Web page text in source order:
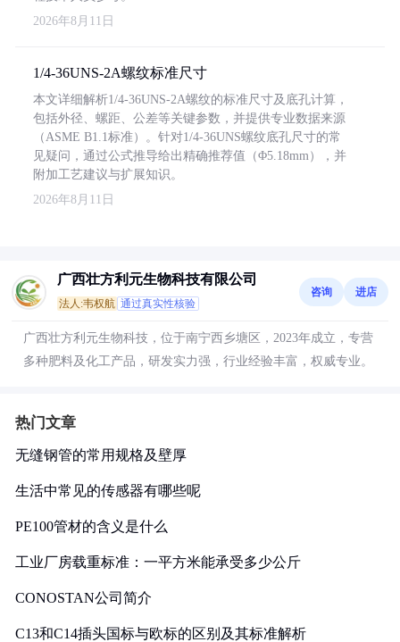
2026年8月11日
1/4-36UNS-2A螺纹标准尺寸
本文详细解析1/4-36UNS-2A螺纹的标准尺寸及底孔计算，
包括外径、螺距、公差等关键参数，并提供专业数据来源
（ASME B1.1标准）。针对1/4-36UNS螺纹底孔尺寸的常
见疑问，通过公式推导给出精确推荐值（Φ5.18mm），并
附加工艺建议与扩展知识。
2026年8月11日
广西壮方利元生物科技有限公司
法人:韦权航 通过真实性核验
咨询 进店
广西壮方利元生物科技，位于南宁西乡塘区，2023年成立，专营
多种肥料及化工产品，研发实力强，行业经验丰富，权威专业。
热门文章
无缝钢管的常用规格及壁厚
生活中常见的传感器有哪些呢
PE100管材的含义是什么
工业厂房载重标准：一平方米能承受多少公斤
CONOSTAN公司简介
C13和C14插头国标与欧标的区别及其标准解析